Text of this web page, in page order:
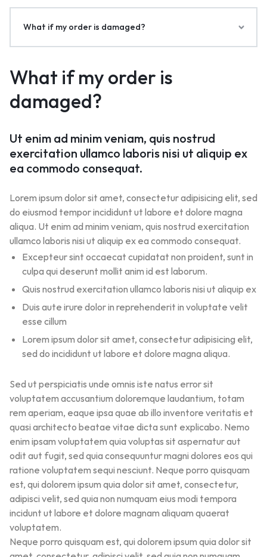
What if my order is
damaged?
Ut enim ad minim veniam, quis nostrud
exercitation ullamco laboris nisi ut aliquip ex
ea commodo consequat.
Lorem ipsum dolor sit amet, consectetur adipisicing elit, sed
do eiusmod tempor incididunt ut labore et dolore magna
aliqua. Ut enim ad minim veniam, quis nostrud exercitation
ullamco laboris nisi ut aliquip ex ea commodo consequat.
Excepteur sint occaecat cupidatat non proident, sunt in
culpa qui deserunt mollit anim id est laborum.
Quis nostrud exercitation ullamco laboris nisi ut aliquip ex
Duis aute irure dolor in reprehenderit in voluptate velit
esse cillum
Lorem ipsum dolor sit amet, consectetur adipisicing elit,
sed do incididunt ut labore et dolore magna aliqua.
Sed ut perspiciatis unde omnis iste natus error sit
voluptatem accusantium doloremque laudantium, totam
rem aperiam, eaque ipsa quae ab illo inventore veritatis et
quasi architecto beatae vitae dicta sunt explicabo. Nemo
enim ipsam voluptatem quia voluptas sit aspernatur aut
odit aut fugit, sed quia consequuntur magni dolores eos qui
ratione voluptatem sequi nesciunt. Neque porro quisquam
est, qui dolorem ipsum quia dolor sit amet, consectetur,
adipisci velit, sed quia non numquam eius modi tempora
incidunt ut labore et dolore magnam aliquam quaerat
voluptatem.
Neque porro quisquam est, qui dolorem ipsum quia dolor sit
What if my order is damaged?